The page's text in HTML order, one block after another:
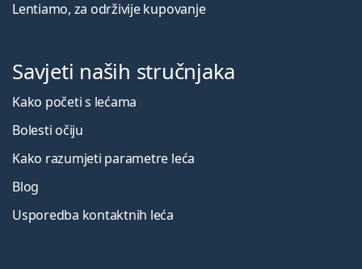
Lentiamo, za održivije kupovanje
Savjeti naših stručnjaka
Kako početi s lećama
Bolesti očiju
Kako razumjeti parametre leća
Blog
Usporedba kontaktnih leća